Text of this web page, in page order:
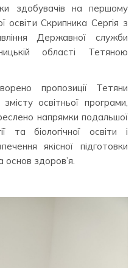
здобувачів на першому
освіти Скрипника Сергія з
Державної служби
області Тетяною
пропозиції Тетяни
освітньої програми,
напрямки подальшої
та біологічної освіти і
якісної підготовки
основ здоров’я.